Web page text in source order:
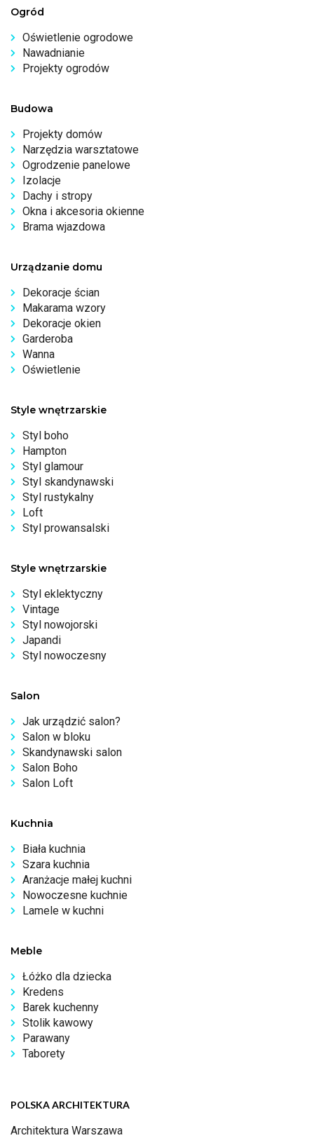
Ogród
Oświetlenie ogrodowe
Nawadnianie
Projekty ogrodów
Budowa
Projekty domów
Narzędzia warsztatowe
Ogrodzenie panelowe
Izolacje
Dachy i stropy
Okna i akcesoria okienne
Brama wjazdowa
Urządzanie domu
Dekoracje ścian
Makarama wzory
Dekoracje okien
Garderoba
Wanna
Oświetlenie
Style wnętrzarskie
Styl boho
Hampton
Styl glamour
Styl skandynawski
Styl rustykalny
Loft
Styl prowansalski
Style wnętrzarskie
Styl eklektyczny
Vintage
Styl nowojorski
Japandi
Styl nowoczesny
Salon
Jak urządzić salon?
Salon w bloku
Skandynawski salon
Salon Boho
Salon Loft
Kuchnia
Biała kuchnia
Szara kuchnia
Aranżacje małej kuchni
Nowoczesne kuchnie
Lamele w kuchni
Meble
Łóżko dla dziecka
Kredens
Barek kuchenny
Stolik kawowy
Parawany
Taborety
POLSKA ARCHITEKTURA
Architektura Warszawa